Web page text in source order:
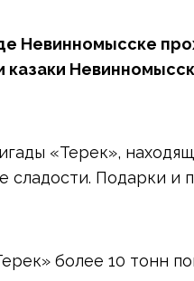
Невинномысске
«Терек»,
сладости. Подарки и
более 10 тонн